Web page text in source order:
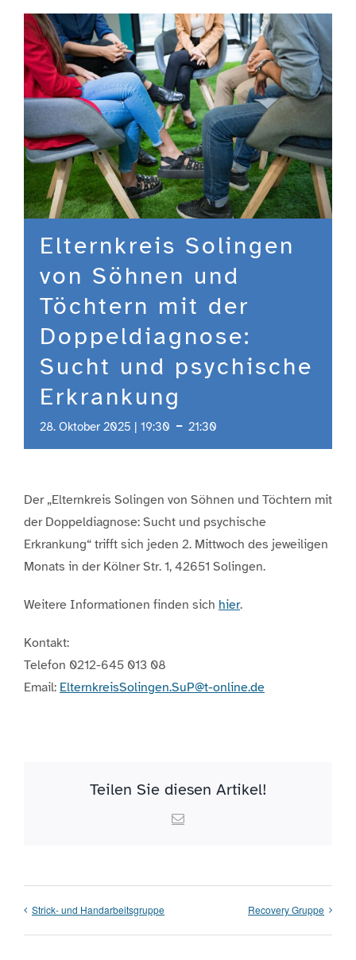
Engagement
Aktuelles
Jobs
Information
KontaktElternkreis Solingen
von Söhnen und
Töchtern mit der
Doppeldiagnose:
Sucht und psychische
Erkrankung
28. Oktober 2025 | 19:30 - 21:30
Der „Elternkreis Solingen von Söhnen und Töchtern mit
der Doppeldiagnose: Sucht und psychische
Erkrankung“ trifft sich jeden 2. Mittwoch des jeweiligen
Monats in der Kölner Str. 1, 42651 Solingen.
Weitere Informationen finden sich hier.
Kontakt:
Telefon 0212-645 013 08
Email: ElternkreisSolingen.SuP@t-online.de
Teilen Sie diesen Artikel!
Email
Strick- und Handarbeitsgruppe Recovery Gruppe